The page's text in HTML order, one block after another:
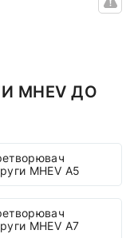
MHEV ДО
MHEV A5
MHEV A7